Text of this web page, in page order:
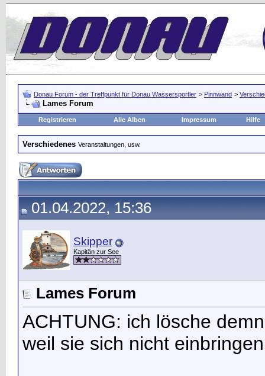
Donau Forum - der Treffpunkt für Donau Wassersportler > Pinnwand >
Lames Forum
Registrieren Alle Alben Impressum Hilfe
Verschiedenes Veranstaltungen, usw.
01.04.2022, 15:36
Skipper
Kapitän zur See
Lames Forum
ACHTUNG: ich lösche
weil sie sich nicht